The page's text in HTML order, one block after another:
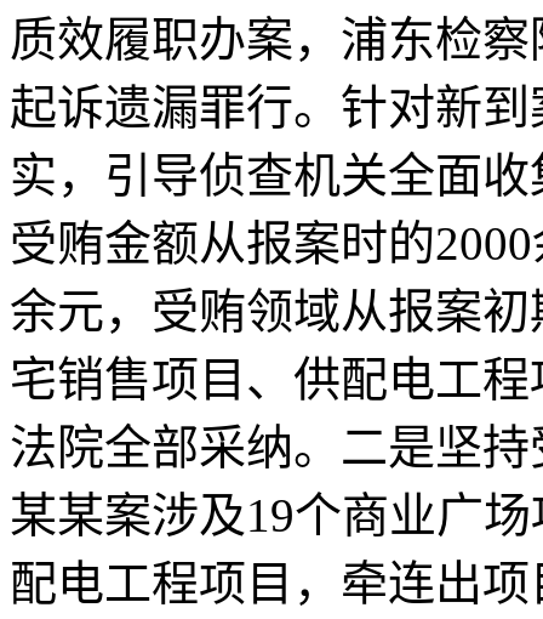
质效履职办案，浦东检
起诉遗漏罪行。针对新
实，引导侦查机关全面
受贿金额从报案时的
余元，受贿领域从报案
宅销售项目、供配电工
法院全部采纳。二是坚
某某案涉及19个商业广
配电工程项目，牵连出